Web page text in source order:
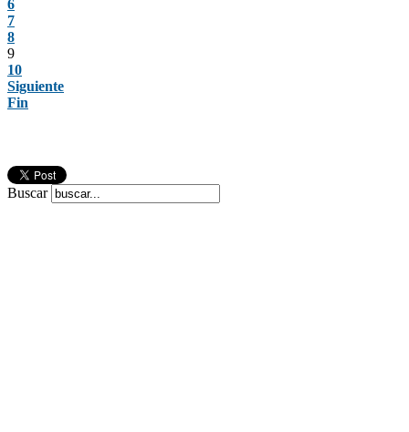
6
7
8
9
10
Siguiente
Fin
Buscar